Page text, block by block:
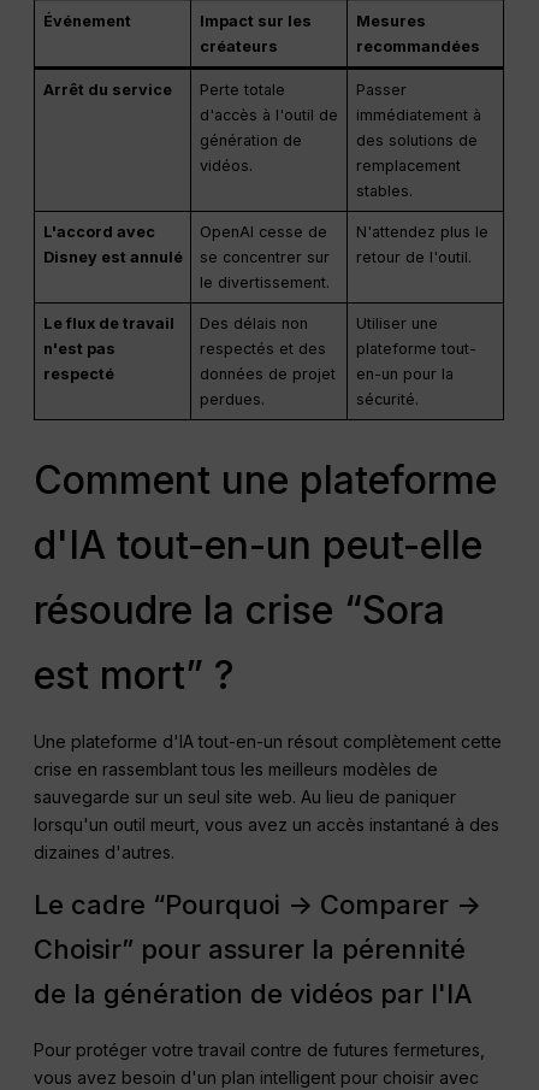
Événement
Impact sur les
créateurs
Mesures
recommandées
Arrêt du service
Perte totale
d'accès à l'outil de
génération de
vidéos.
Passer
immédiatement à
des solutions de
remplacement
stables.
L'accord avec
Disney est annulé
OpenAI cesse de
se concentrer sur
le divertissement.
N'attendez plus le
retour de l'outil.
Le flux de travail
n'est pas
respecté
Des délais non
respectés et des
données de projet
perdues.
Utiliser une
plateforme tout-
en-un pour la
sécurité.
Comment une plateforme
d'IA tout-en-un peut-elle
résoudre la crise “Sora
est mort” ?
Une plateforme d'IA tout-en-un résout complètement cette
crise en rassemblant tous les meilleurs modèles de
sauvegarde sur un seul site web. Au lieu de paniquer
lorsqu'un outil meurt, vous avez un accès instantané à des
dizaines d'autres.
Le cadre “Pourquoi -> Comparer ->
Choisir” pour assurer la pérennité
de la génération de vidéos par l'IA
Pour protéger votre travail contre de futures fermetures,
vous avez besoin d'un plan intelligent pour choisir avec